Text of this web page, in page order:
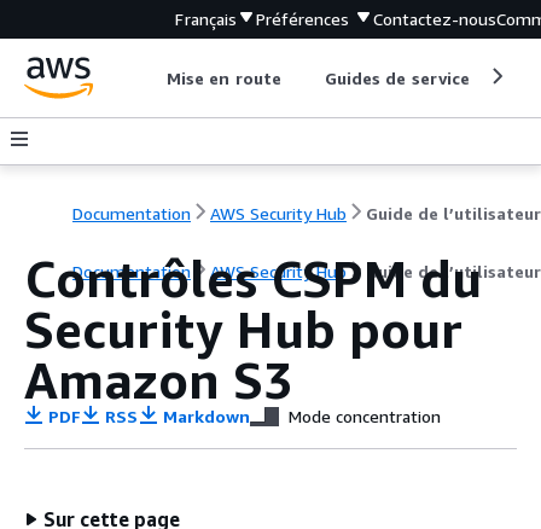
Français Préférences Contactez-nous
Mise en route Guides de service
Documentation AWS Security Hub Guide de l’utilisateur
Documentation AWS Security Hub Guide de l’utilisateur
Contrôles CSPM du
Security Hub pour
Amazon S3
PDF RSS Markdown Mode concentration
Sur cette page